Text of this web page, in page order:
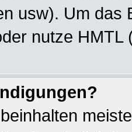
usw). Um das
nutze HMTL